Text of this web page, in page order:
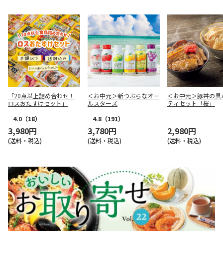
「20点以上詰め合わせ！
ロスおたすけセット」
4.0 （18）
3,980円
(送料・税込)
＜お中元＞新つぶらなオー
ルスターズ
4.8 （191）
3,780円
(送料・税込)
＜お中元＞豚丼の具
ティセット「桜」
2,980円
(送料・税込)